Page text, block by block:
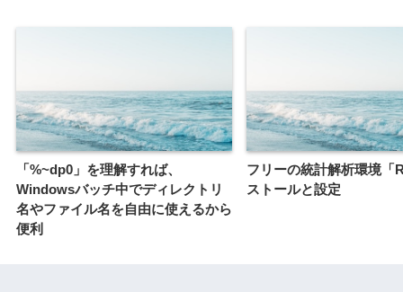
「%~dp0」を理解すれば、
Windowsバッチ中でディレクトリ
名やファイル名を自由に使えるから
便利
フリーの統計解析環境「
ストールと設定